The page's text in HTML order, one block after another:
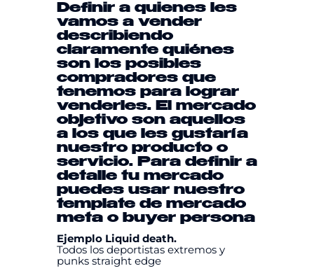
Definir a quienes les
vamos a vender
describiendo
claramente quiénes
son los posibles
compradores que
tenemos para lograr
venderles. El mercado
objetivo son aquellos
a los que les gustaría
nuestro producto o
servicio. Para definir a
detalle tu mercado
puedes usar nuestro
templatede mercado
metao buyer persona
Ejemplo Liquid death.
Todos los deportistas extremos y
punks straight edge